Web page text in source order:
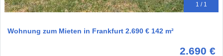
1 / 1
Wohnung zum Mieten in Frankfurt 2.690 € 142 m²
2.690 €